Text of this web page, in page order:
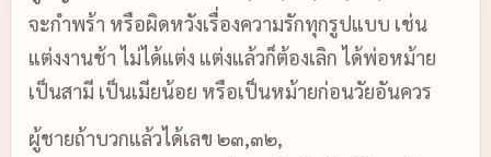
จะกำพร้า หรือผิดหวังเรื่องความรักทุกรูปแบบ เช่น
แต่งงานช้า ไม่ได้แต่ง แต่งแล้วก็ต้องเลิก ได้พ่อหม้าย
เป็นสามี เป็นเมียน้อย หรือเป็นหม้ายก่อนวัยอันควร
ผู้ชายถ้าบวกแล้วได้เลข ๒๓,๓๒,